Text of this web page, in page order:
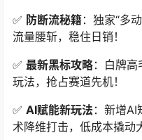
✅ 防断流秘籍：独家“多
流量腰斩，稳住日销！
✅ 最新黑标攻略：白牌
玩法，抢占赛道先机！
✅ AI赋能新玩法 ：新增
术降维打击，低成本撬动